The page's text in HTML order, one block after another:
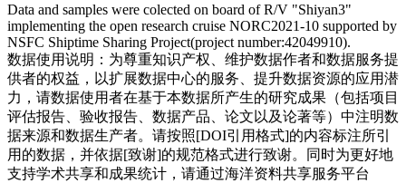
Data and samples were colected on board of R/V "Shiyan3"
implementing the open research cruise NORC2021-10 supported by
NSFC Shiptime Sharing Project(project number:42049910).
数据使用说明： 为尊重知识产权、维护数据作者和数据服务提
供者的权益，以扩展数据中心的服务、提升数据资源的应用潜
力，请数据使用者在基于本数据所产生的研究成果（包括项目
评估报告、验收报告、数据产品、论文以及论著等）中注明数
据来源和数据生产者。请按照[DOI引用格式]的内容标注所引
用的数据，并依据[致谢]的规范格式进行致谢。同时为更好地
支持学术共享和成果统计，请通过海洋资料共享服务平台